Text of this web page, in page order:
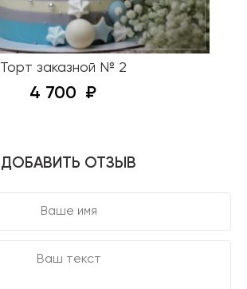
Торт заказной № 2
4 700
ДОБАВИТЬ ОТЗЫВ